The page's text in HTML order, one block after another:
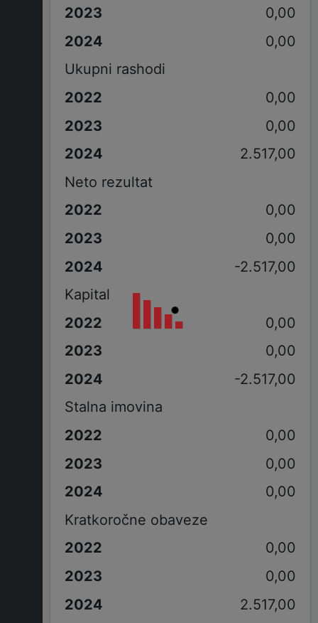
0,00
0,00
Ukupni rashodi
0,00
0,00
2.517,00
Neto rezultat
0,00
0,00
-2.517,00
Kapital
0,00
0,00
-2.517,00
Stalna imovina
0,00
0,00
0,00
Kratkoročne obaveze
0,00
0,00
2.517,00